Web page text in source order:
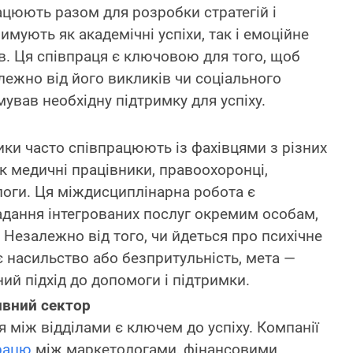
разом для розробки стратегій і
як академічні успіхи, так і емоційне
Ця співпраця є ключовою для того, щоб
від його викликів чи соціального
необхідну підтримку для успіху.
часто співпрацюють із фахівцями з різних
медичні працівники, правоохоронці,
Ця міждисциплінарна робота є
інтегрованих послуг окремим особам,
від того, чи йдеться про психічне
або безпритульність, мета —
підхід до допомоги і підтримки.
сектор
між відділами є ключем до успіху. Компанії